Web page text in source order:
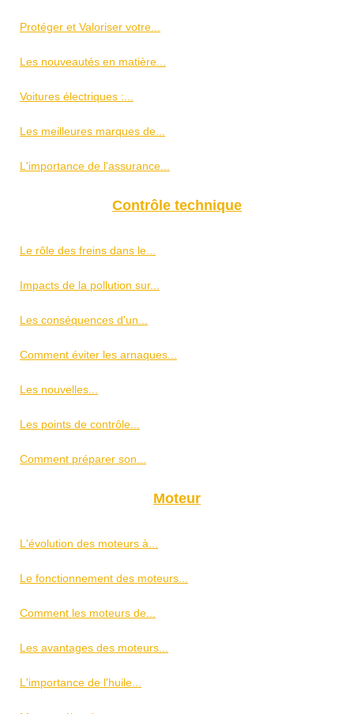
Protéger et Valoriser votre...
Les nouveautés en matière...
Voitures électriques :...
Les meilleures marques de...
L'importance de l'assurance...
Contrôle technique
Le rôle des freins dans le...
Impacts de la pollution sur...
Les conséquences d'un...
Comment éviter les arnaques...
Les nouvelles...
Les points de contrôle...
Comment préparer son...
Moteur
L'évolution des moteurs à...
Le fonctionnement des moteurs...
Comment les moteurs de...
Les avantages des moteurs...
L'importance de l'huile...